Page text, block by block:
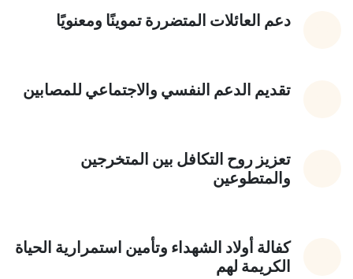
دعم العائلات المتضررة تموينًا ومعنويًا
تقديم الدعم النفسي والاجتماعي للمصابين
تعزيز روح التكافل بين المتخرجين
والمتطوعين
كفالة أولاد الشهداء وتأمين استمرارية الحياة
الكريمة لهم